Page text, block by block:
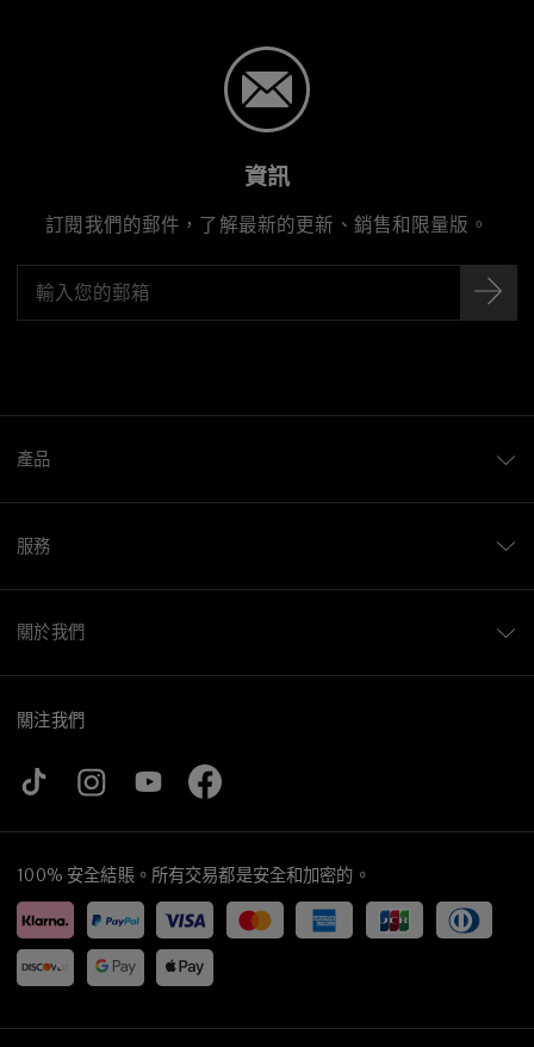
資訊
訂閱我們的郵件，了解最新的更新、銷售和限量版。
產品
服務
關於我們
關注我們
100% 安全結賬。所有交易都是安全和加密的。